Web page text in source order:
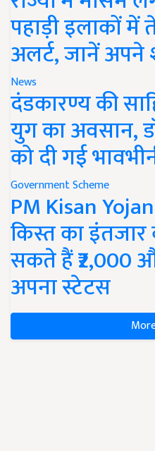
पहाड़ी इलाकों में
अलर्ट, जानें अपने
News
दंडकारण्य की
युग का अवसान,
को दी गई
Government Scheme
PM Kisan
किस्त का
सकते हैं
अपना स्टेटस